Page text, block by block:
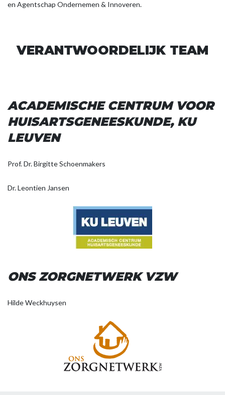
en Agentschap Ondernemen & Innoveren.
VERANTWOORDELIJK TEAM
ACADEMISCHE CENTRUM VOOR
HUISARTSGENEESKUNDE, KU
LEUVEN
Prof. Dr. Birgitte Schoenmakers
Dr. Leontien Jansen
ONS ZORGNETWERK VZW
Hilde Weckhuysen